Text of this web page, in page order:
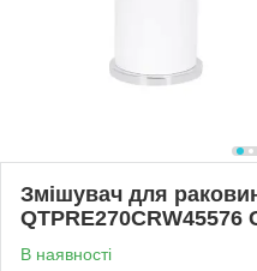
Змішувач для
QTPRE270CRW45576
В наявності